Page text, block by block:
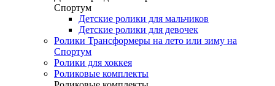
Спортум
Детские ролики для мальчиков
Детские ролики для девочек
Ролики Трансформеры на лето или зиму на
Спортум
Ролики для хоккея
Роликовые комплекты